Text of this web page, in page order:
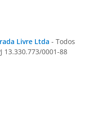
Livre Ltda - Todos
13.330.773/0001-88